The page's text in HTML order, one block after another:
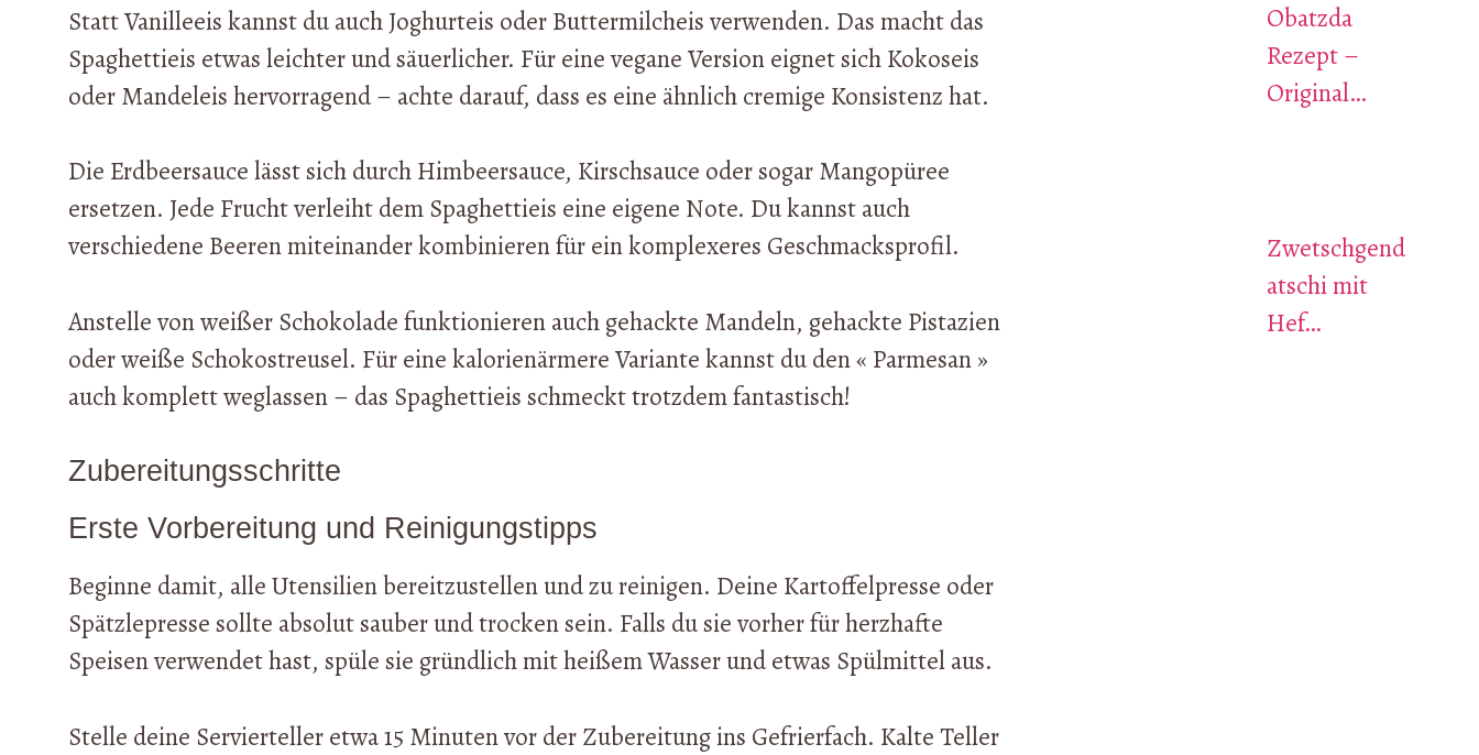
Statt Vanilleeis kannst du auch Joghurteis oder Buttermilcheis verwenden. Das macht das
Spaghettieis etwas leichter und säuerlicher. Für eine vegane Version eignet sich Kokoseis
oder Mandeleis hervorragend – achte darauf, dass es eine ähnlich cremige Konsistenz hat.
Die Erdbeersauce lässt sich durch Himbeersauce, Kirschsauce oder sogar Mangopüree
ersetzen. Jede Frucht verleiht dem Spaghettieis eine eigene Note. Du kannst auch
verschiedene Beeren miteinander kombinieren für ein komplexeres Geschmacksprofil.
Anstelle von weißer Schokolade funktionieren auch gehackte Mandeln, gehackte Pistazien
oder weiße Schokostreusel. Für eine kalorienärmere Variante kannst du den « Parmesan »
auch komplett weglassen – das Spaghettieis schmeckt trotzdem fantastisch!
Zubereitungsschritte
Erste Vorbereitung und Reinigungstipps
Beginne damit, alle Utensilien bereitzustellen und zu reinigen. Deine Kartoffelpresse oder
Spätzlepresse sollte absolut sauber und trocken sein. Falls du sie vorher für herzhafte
Speisen verwendet hast, spüle sie gründlich mit heißem Wasser und etwas Spülmittel aus.
Stelle deine Servierteller etwa 15 Minuten vor der Zubereitung ins Gefrierfach. Kalte Teller
Obatzda
Rezept –
Original…
Zwetschgend
atschi mit
Hef…